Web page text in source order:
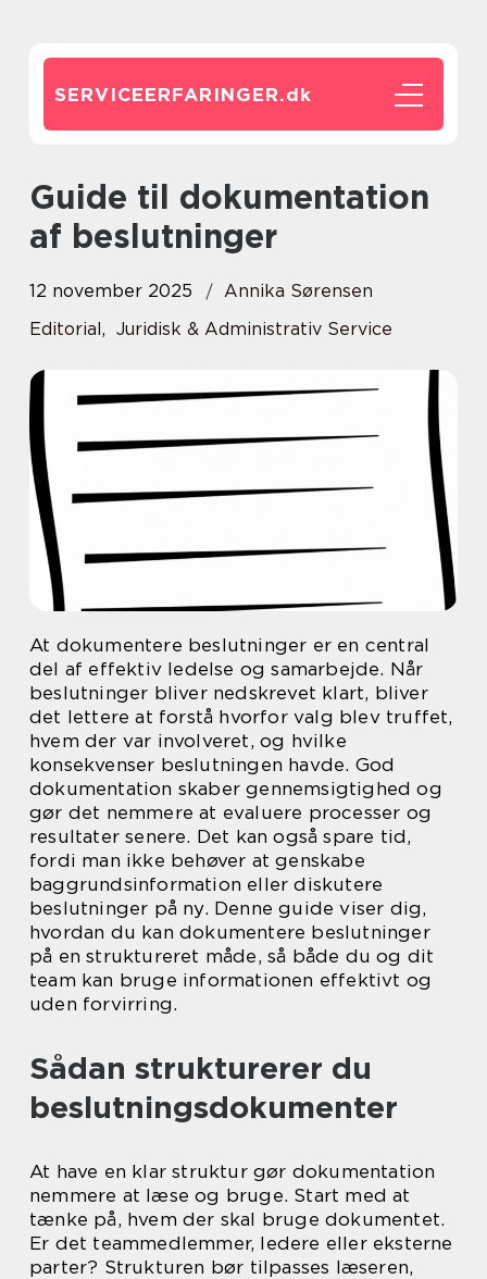
SERVICEERFARINGER.dk
Guide til dokumentation
af beslutninger
12 november 2025
Annika Sørensen
Editorial, Juridisk & Administrativ Service
At dokumentere beslutninger er en central
del af effektiv ledelse og samarbejde. Når
beslutninger bliver nedskrevet klart, bliver
det lettere at forstå hvorfor valg blev truffet,
hvem der var involveret, og hvilke
konsekvenser beslutningen havde. God
dokumentation skaber gennemsigtighed og
gør det nemmere at evaluere processer og
resultater senere. Det kan også spare tid,
fordi man ikke behøver at genskabe
baggrundsinformation eller diskutere
beslutninger på ny. Denne guide viser dig,
hvordan du kan dokumentere beslutninger
på en struktureret måde, så både du og dit
team kan bruge informationen effektivt og
uden forvirring.
Sådan strukturerer du
beslutningsdokumenter
At have en klar struktur gør dokumentation
nemmere at læse og bruge. Start med at
tænke på, hvem der skal bruge dokumentet.
Er det teammedlemmer, ledere eller eksterne
parter? Strukturen bør tilpasses læseren,